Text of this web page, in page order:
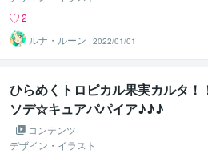
2
ルナ・ルーン
2022/01/01
ひらめくトロピカル果実カルタ！
ソデ☆キュアパパイア♪♪♪
コンテンツ
デザイン・イラスト